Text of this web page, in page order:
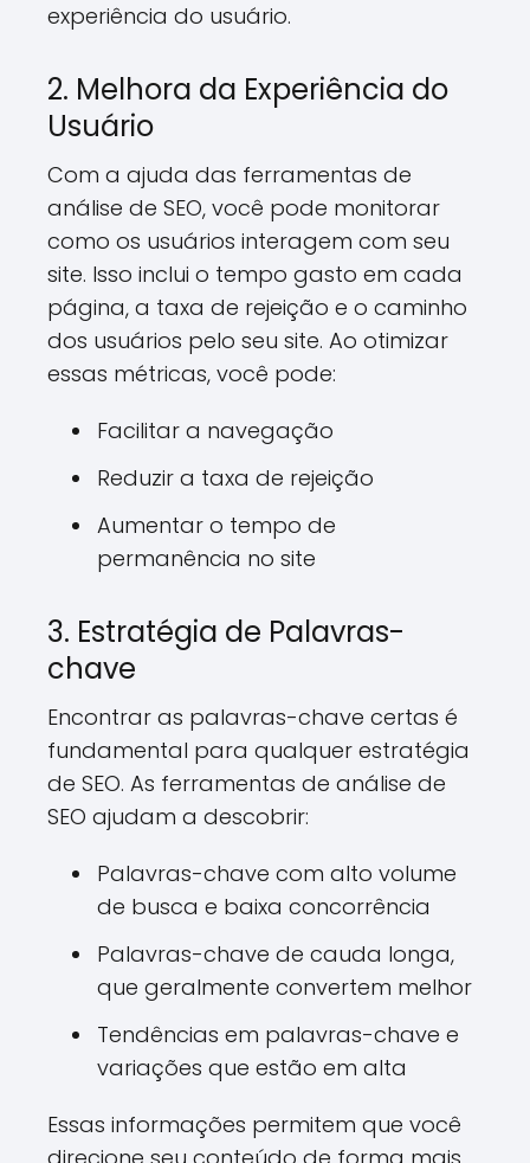
experiência do usuário.
2. Melhora da Experiência do
Usuário
Com a ajuda das ferramentas de
análise de SEO, você pode monitorar
como os usuários interagem com seu
site. Isso inclui o tempo gasto em cada
página, a taxa de rejeição e o caminho
dos usuários pelo seu site. Ao otimizar
essas métricas, você pode:
Facilitar a navegação
Reduzir a taxa de rejeição
Aumentar o tempo de
permanência no site
3. Estratégia de Palavras-
chave
Encontrar as palavras-chave certas é
fundamental para qualquer estratégia
de SEO. As ferramentas de análise de
SEO ajudam a descobrir:
Palavras-chave com alto volume
de busca e baixa concorrência
Palavras-chave de cauda longa,
que geralmente convertem melhor
Tendências em palavras-chave e
variações que estão em alta
Essas informações permitem que você